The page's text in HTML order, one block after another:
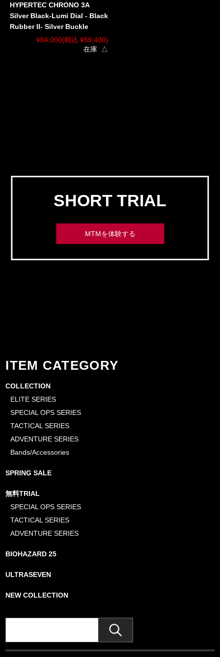
HYPERTEC CHRONO 3A
Silver Black-Lumi Dial - Black
Rubber II- Silver Buckle
¥54,000(税込 ¥59,400)
在庫 △
SHORT TRIAL
MTMを体験する
ITEM CATEGORY
COLLECTION
ELITE SERIES
SPECIAL OPS SERIES
TACTICAL SERIES
ADVENTURE SERIES
Bands/Accessories
SPRING SALE
無料TRIAL
SPECIAL OPS SERIES
TACTICAL SERIES
ADVENTURE SERIES
BIOHAZARD 25
ULTRASEVEN
NEW COLLECTION